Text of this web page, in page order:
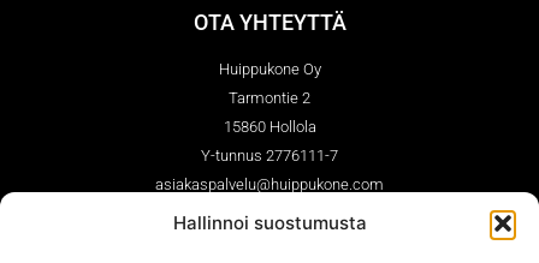
Hallinnoi suostumusta
OTA YHTEYTTÄ
Huippukone Oy
Tarmontie 2
15860 Hollola
Y-tunnus 2776111-7
asiakaspalvelu@huippukone.com
03-7561210 (ark. 9.00-14.00)